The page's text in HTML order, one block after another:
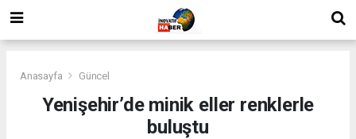
Anasayfa Güncel
Yenişehir’de minik eller renklerle
buluştu